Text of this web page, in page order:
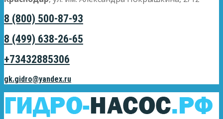
8 (800) 500-87-93
8 (499) 638-26-65
+73432885306
gk.gidro@yandex.ru